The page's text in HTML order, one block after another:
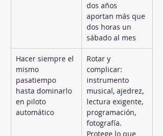
dos años
aportan más que
dos horas un
sábado al mes
Hacer siempre el
mismo
pasatiempo
hasta dominarlo
en piloto
automático
Rotar y
complicar:
instrumento
musical, ajedrez,
lectura exigente,
programación,
fotografía.
Protege lo que